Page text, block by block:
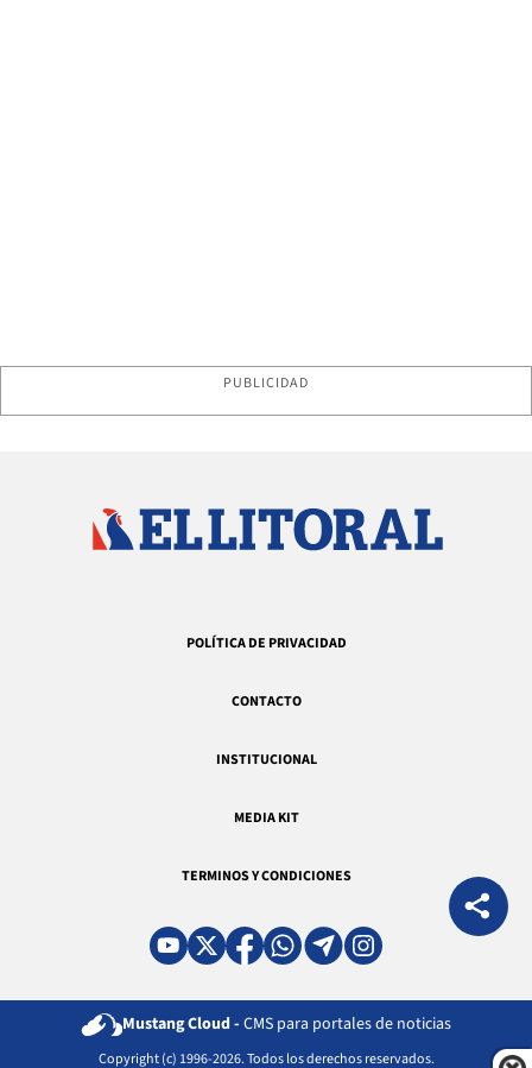
PUBLICIDAD
POLÍTICA DE PRIVACIDAD
CONTACTO
INSTITUCIONAL
MEDIA KIT
TERMINOS Y CONDICIONES
Mustang Cloud - CMS para portales de noticias
Copyright (c) 1996-2026. Todos los derechos reservados.